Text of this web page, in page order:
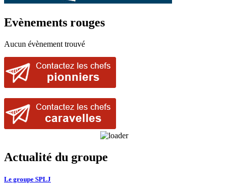
Evènements rouges
Aucun évènement trouvé
Actualité du groupe
Le groupe SPLJ